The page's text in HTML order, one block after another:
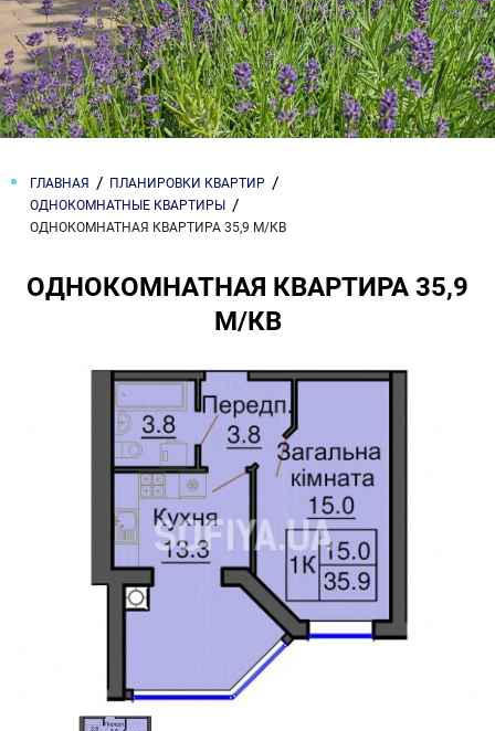
ГЛАВНАЯ
ПЛАНИРОВКИ КВАРТИР
ОДНОКОМНАТНЫЕ КВАРТИРЫ
ОДНОКОМНАТНАЯ КВАРТИРА 35,9 М/КВ
ОДНОКОМНАТНАЯ КВАРТИРА 35,9
М/КВ